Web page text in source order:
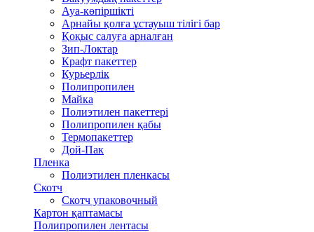
Ауа-көпіршікті
Арнайы қолға ұстауыш тілігі бар
Қоқыс салуға арналған
Зип-Локтар
Крафт пакеттер
Курьерлік
Полипропилен
Майка
Полиэтилен пакеттері
Полипропилен қабы
Термопакеттер
Дой-Пак
Пленка
Полиэтилен пленкасы
Скотч
Скотч упаковочный
Картон қаптамасы
Полипропилен лентасы